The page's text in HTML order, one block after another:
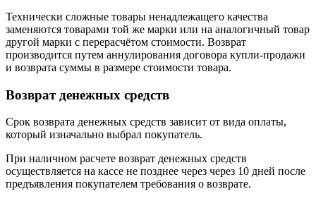
Технически сложные товары ненадлежащего качества
заменяются товарами той же марки или на аналогичный товар
другой марки с перерасчётом стоимости. Возврат
производится путем аннулирования договора купли-продажи
и возврата суммы в размере стоимости товара.
Возврат денежных средств
Срок возврата денежных средств зависит от вида оплаты,
который изначально выбрал покупатель.
При наличном расчете возврат денежных средств
осуществляется на кассе не позднее через через 10 дней после
предъявления покупателем требования о возврате.